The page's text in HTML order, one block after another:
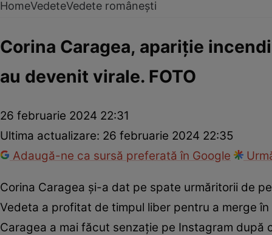
HomeVedeteVedete românești
Corina Caragea, apariție
au devenit virale. FOTO
26 februarie 2024 22:31
Ultima actualizare: 26 februarie 2024 22:35
Adaugă-ne ca sursă preferată în Google
Corina Caragea și-a dat pe spate urmăritorii de
Vedeta a profitat de timpul liber pentru a merge
Caragea a mai făcut senzație pe Instagram